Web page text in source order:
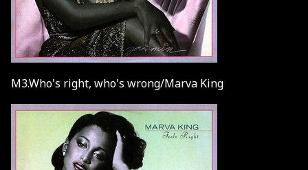
M3.Who's right, who's wrong/Marva King